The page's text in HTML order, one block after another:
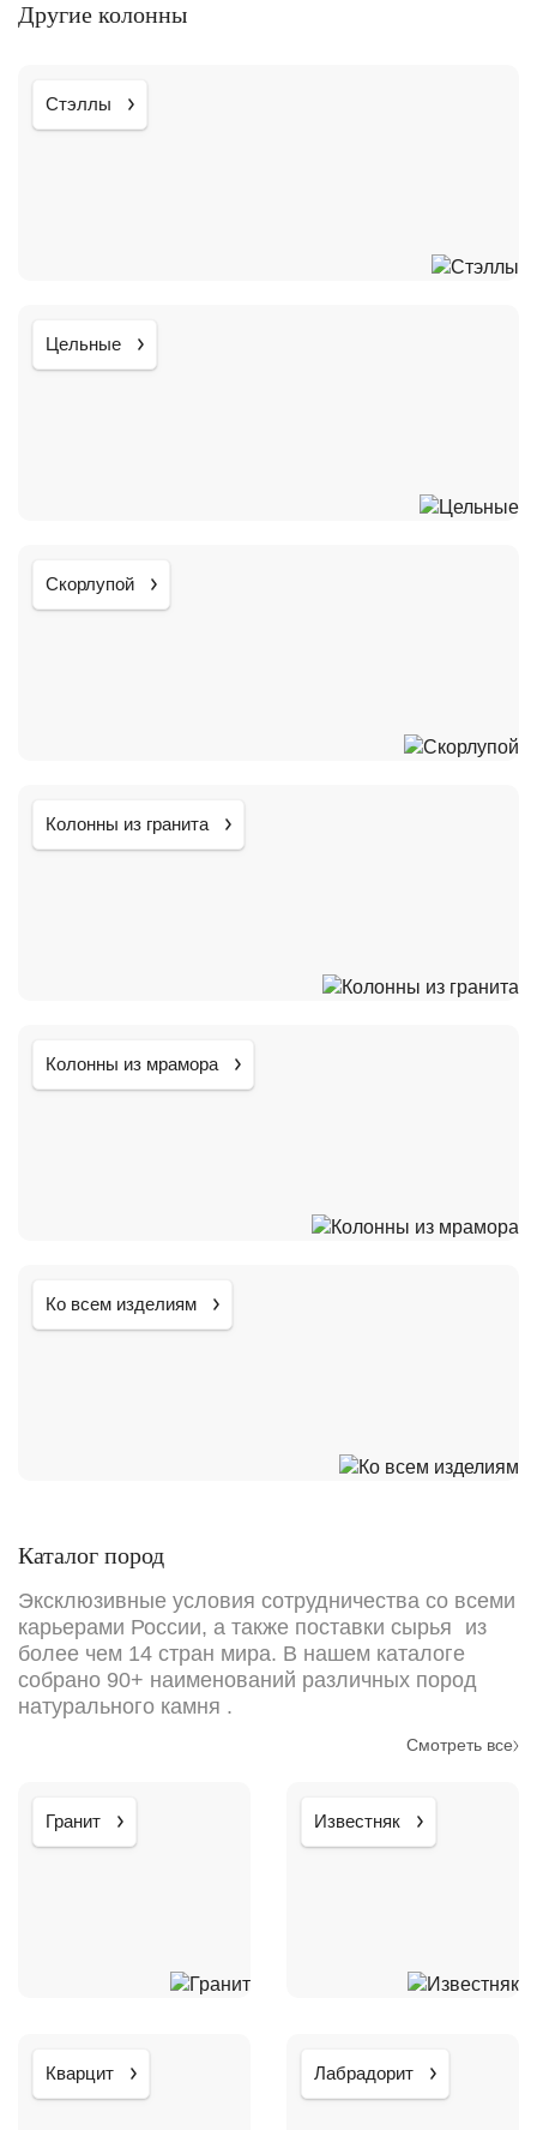
Другие колонны
Стэллы
Цельные
Скорлупой
Колонны из гранита
Колонны из мрамора
Ко всем изделиям
Каталог пород
Эксклюзивные условия сотрудничества со всеми
карьерами России, а также поставки сырья из
более чем 14 стран мира. В нашем каталоге
собрано 90+ наименований различных пород
натурального камня .
Смотреть все
Гранит Известняк
Кварцит Лабрадорит